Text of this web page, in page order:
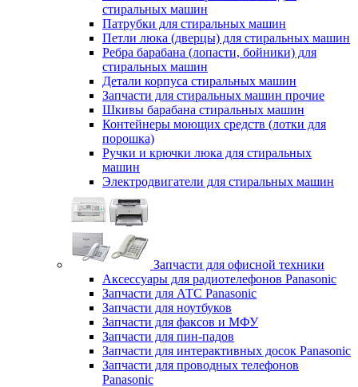
стиральных машин
Патрубки для стиральных машин
Петли люка (дверцы) для стиральных машин
Ребра барабана (лопасти, бойники) для
стиральных машин
Детали корпуса стиральных машин
Запчасти для стиральных машин прочие
Шкивы барабана стиральных машин
Контейнеры моющих средств (лотки для
порошка)
Ручки и крючки люка для стиральных
машин
Электродвигатели для стиральных машин
Запчасти для офисной техники
Аксессуары для радиотелефонов Panasonic
Запчасти для АТС Panasonic
Запчасти для ноутбуков
Запчасти для факсов и МФУ
Запчасти для пин-падов
Запчасти для интерактивных досок Panasonic
Запчасти для проводных телефонов
Panasonic